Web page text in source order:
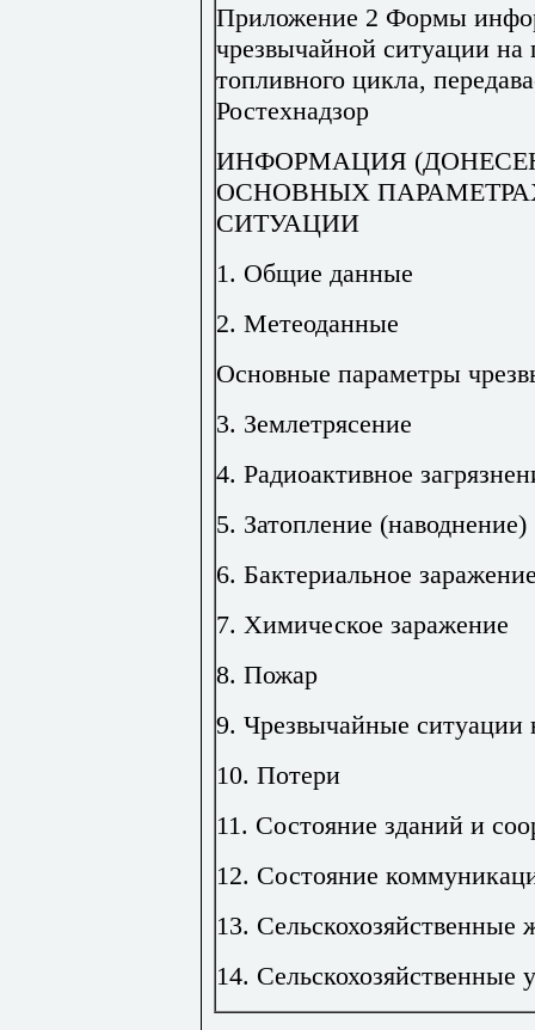
Приложение 2 Формы
чрезвычайной ситуации на
топливного цикла,
Ростехнадзор
ИНФОРМАЦИЯ
ОСНОВНЫХ
СИТУАЦИИ
1. Общие данные
2. Метеоданные
Основные параметры
3. Землетрясение
4. Радиоактивное
5. Затопление (наводнение)
6. Бактериальное
7. Химическое заражение
8. Пожар
9. Чрезвычайные ситуации
10. Потери
11. Состояние зданий и
12. Состояние
13. Сельскохозяйственные
14. Сельскохозяйственные